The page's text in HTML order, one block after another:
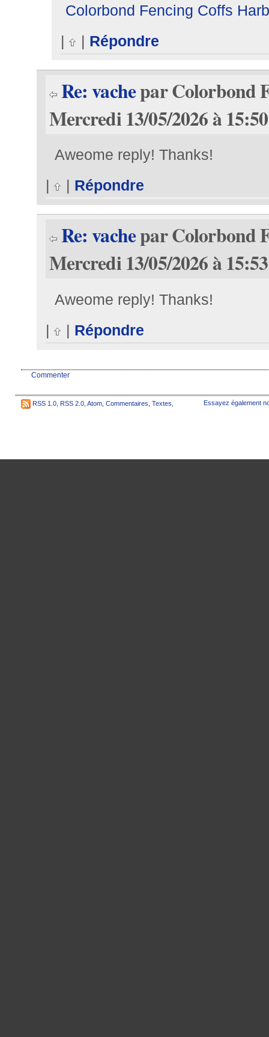
Colorbond Fencing Coffs
|
| Répondre
Re: vachepar Colorbond
Mercredi 13/05/2026 à 15:50
Aweome reply! Thanks!
|
| Répondre
Re: vachepar Colorbond
Mercredi 13/05/2026 à 15:53
Aweome reply! Thanks!
|
| Répondre
Commenter
RSS 1.0 RSS 2.0 Atom Commentaires Textes Essayez également